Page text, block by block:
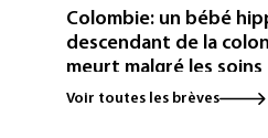
Colombie: un bébé
descendant de la
meurt malgré les soins
Éclipse: une baisse
Voir toutes les brèves